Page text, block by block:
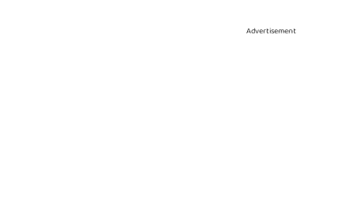
Advertisement